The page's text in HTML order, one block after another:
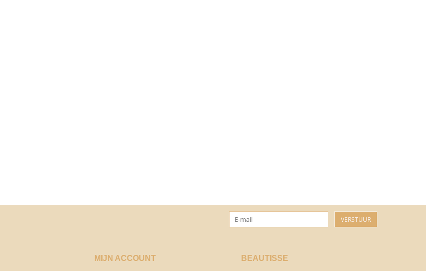
VERSTUUR
MIJN ACCOUNT BEAUTISSE